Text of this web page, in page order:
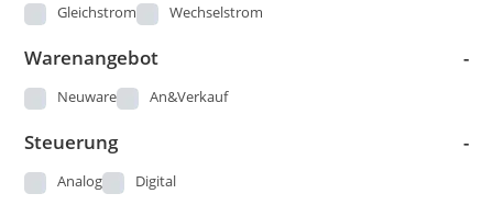
Kataloge und Pläne
Landschaftsbau
Loks
Modellbau - Sonstige
Märklin 00
Gleichstrom Wechselstrom
Warenangebot -
Neuware An&Verkauf
Steuerung -
Analog Digital